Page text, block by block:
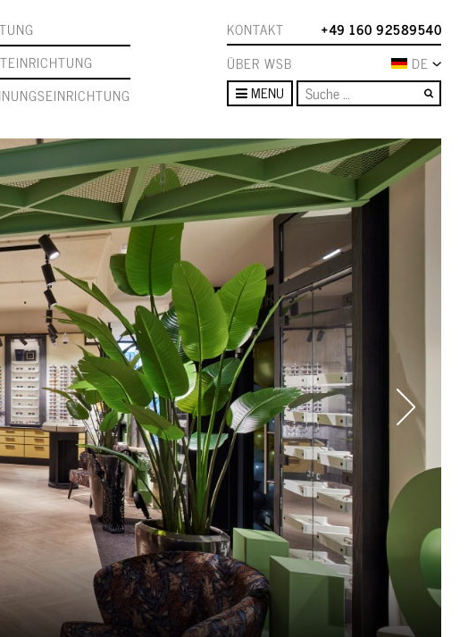
KONTAKT
+49 160 92589540
ÜBER WSB
DE
MENU